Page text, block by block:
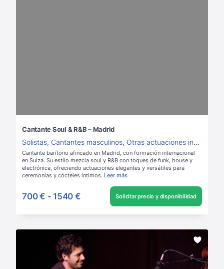
Cantante Soul & R&B – Madrid
Solistas, Cantantes masculinos, Otras actuaciones instrumentales
Cantante barítono afincado en Madrid, con formación internacional
en Suiza. Su estilo mezcla soul y R&B con toques de funk, house y
electrónica, ofreciendo actuaciones elegantes y versátiles para
ceremonias y cócteles íntimos. Leer más
700 € - 1540 € Solicitar precio y disponibilidad